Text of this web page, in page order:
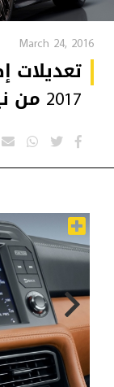
March 24, 2016
تعديلات
2017 من نيسان GT-R